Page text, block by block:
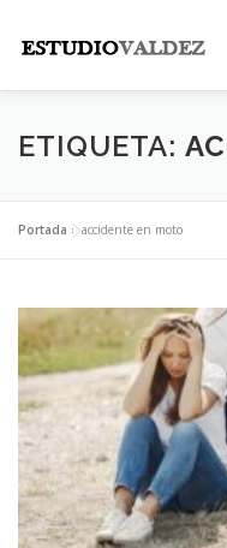
contenido
INICIO
LEGALES
ETIQUETA:
Portada »accidente en moto